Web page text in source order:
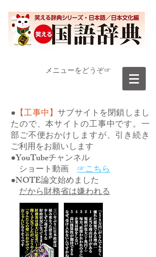
​メニューをどうぞ☞
● 【工事中】サブサイトを閉鎖しまし
たので、本サイトの工事中です。一
部ご不便おかけしますが、引き続き
ご利用をお願いします
●YouTubeチャンネル
ショート動画 ☞こちら
●NOTE論文始めました
だから財務省は嫌われる